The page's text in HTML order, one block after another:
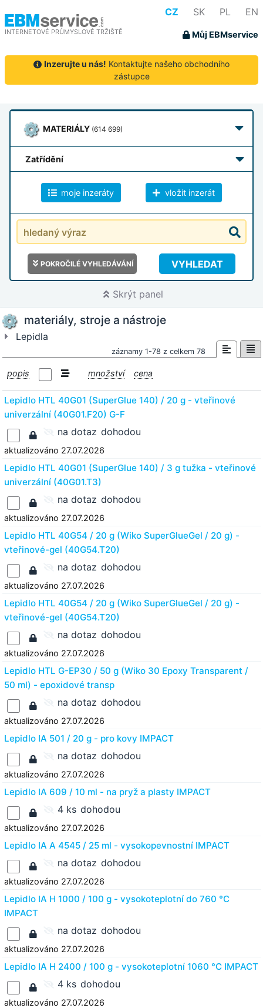
INTERNETOVÉ PRŮMYSLOVÉ TRŽIŠTĚ
CZ SK PL EN
Můj EBMservice
Inzerujte u nás! Kontaktujte našeho obchodního
zástupce
MATERIÁLY (614 699)
zatřídění
moje inzeráty vložit inzerát
POKROČILÉ VYHLEDÁVÁNÍ VYHLEDAT
Skrýt panel
materiály, stroje a nástroje
Lepidla
záznamy 1-78 z celkem 78
popis množství cena
Lepidlo HTL 40G01 (SuperGlue 140) / 20 g - vteřinové
univerzální (40G01.F20) G-F
na dotaz dohodou
aktualizováno 27.07.2026
Lepidlo HTL 40G01 (SuperGlue 140) / 3 g tužka - vteřinové
univerzální (40G01.T3)
na dotaz dohodou
aktualizováno 27.07.2026
Lepidlo HTL 40G54 / 20 g (Wiko SuperGlueGel / 20 g) -
vteřinové-gel (40G54.T20)
na dotaz dohodou
aktualizováno 27.07.2026
Lepidlo HTL 40G54 / 20 g (Wiko SuperGlueGel / 20 g) -
vteřinové-gel (40G54.T20)
na dotaz dohodou
aktualizováno 27.07.2026
Lepidlo HTL G-EP30 / 50 g (Wiko 30 Epoxy Transparent /
50 ml) - epoxidové transp
na dotaz dohodou
aktualizováno 27.07.2026
Lepidlo IA 501 / 20 g - pro kovy IMPACT
na dotaz dohodou
aktualizováno 27.07.2026
Lepidlo IA 609 / 10 ml - na pryž a plasty IMPACT
4 ks dohodou
aktualizováno 27.07.2026
Lepidlo IA A 4545 / 25 ml - vysokopevnostní IMPACT
na dotaz dohodou
aktualizováno 27.07.2026
Lepidlo IA H 1000 / 100 g - vysokoteplotní do 760 °C
IMPACT
na dotaz dohodou
aktualizováno 27.07.2026
Lepidlo IA H 2400 / 100 g - vysokoteplotní 1060 °C IMPACT
4 ks dohodou
aktualizováno 27.07.2026